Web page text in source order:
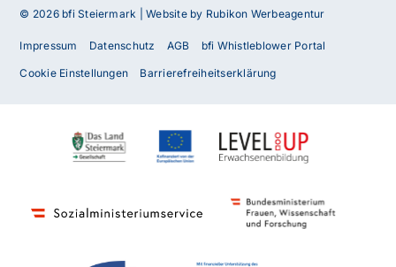
© 2026 bfi Steiermark |Website by Rubikon Werbeagentur
Impressum Datenschutz AGB bfi Whistleblower Portal
Cookie Einstellungen Barrierefreiheitserklärung